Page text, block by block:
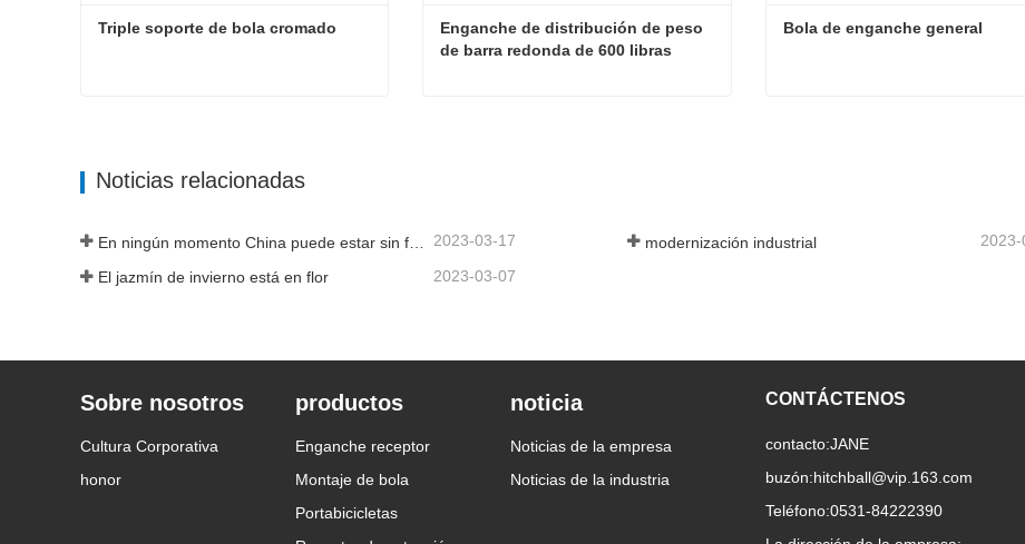
Triple soporte de bola cromado
Enganche de distribución de peso
de barra redonda de 600 libras
Bola de enganche general
Noticias relacionadas
2023-03-17 modernización industrial 2023-
El jazmín de invierno está en flor 2023-03-07
Sobre nosotros
Cultura Corporativa
honor
productos
Enganche receptor
Montaje de bola
Portabicicletas
noticia
Noticias de la empresa
Noticias de la industria
CONTÁCTENOS
contacto:JANE
buzón:hitchball@vip.163.com
Teléfono:0531-84222390